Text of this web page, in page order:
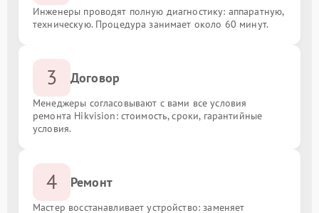
Инженеры проводят полную диагностику: аппаратную,
техническую. Процедура занимает около 60 минут.
3 Договор
Менеджеры согласовывают с вами все условия
ремонта Hikvision: стоимость, сроки, гарантийные
условия.
4 Ремонт
Мастер восстанавливает устройство: заменяет